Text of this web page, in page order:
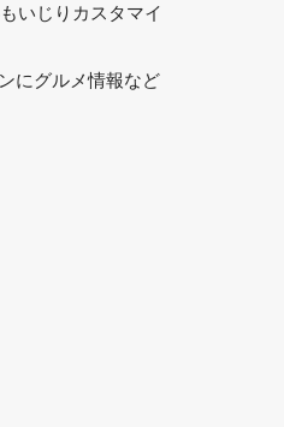
いじりカスタマイ
にグルメ情報など